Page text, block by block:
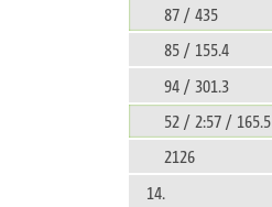
87 / 435
85 / 155.4
94 / 301.3
52 / 2:57 / 165.5
2126
14.